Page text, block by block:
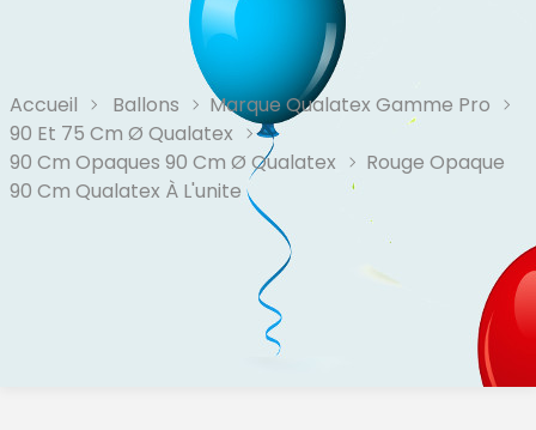
Accueil Ballons
Marque Qualatex Gamme Pro
90 Et 75 Cm Ø Qualatex
90 Cm Opaques 90 Cm Ø Qualatex
Rouge Opaque
90 Cm Qualatex À L'unite